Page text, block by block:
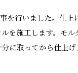
を行いました。仕上
を施工します。モル
に取ってから仕上げ